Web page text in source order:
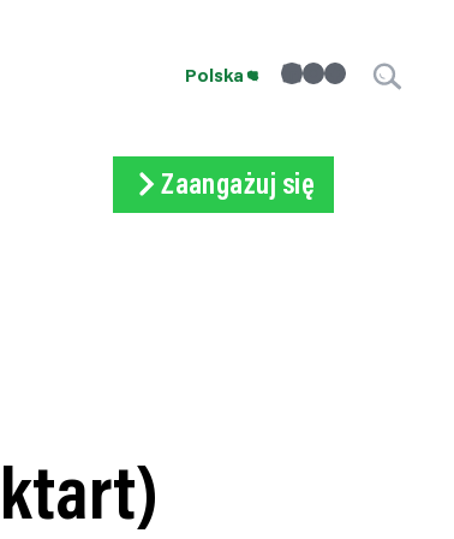
Polska linkedin InstagramFacebook
Zaangażuj się